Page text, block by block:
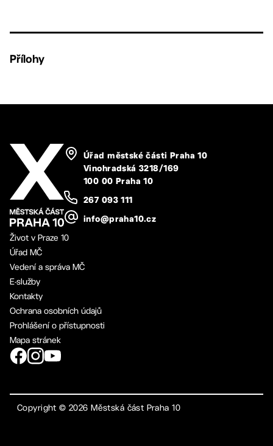
Přílohy
Úřad městské části Praha 10
Vinohradská 3218/169
100 00 Praha 10
267 093 111
info@praha10.cz
Život v Praze 10
Úřad MČ
Vedení a správa MČ
E-služby
Kontakty
Ochrana osobních údajů
Prohlášení o přístupnosti
Mapa stránek
Copyright ©2026 Městská část Praha 10